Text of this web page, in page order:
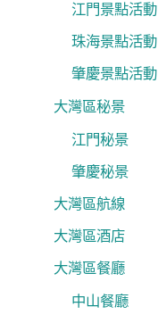
江門景點活動
珠海景點活動
肇慶景點活動
大灣區秘景
江門秘景
肇慶秘景
大灣區航線
大灣區酒店
大灣區餐廳
中山餐廳